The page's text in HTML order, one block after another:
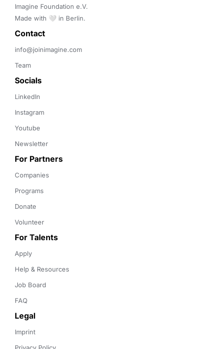
Imagine Foundation e.V.
Made with 🤍 in Berlin.
Contact
info@joinimagine.com
Team
Socials
LinkedIn
Instagram
Youtube
Newsletter
For Partners
Companies
Programs
Donate
Volunteer
For Talents
Apply
Help & Resources
Job Board
FAQ
Legal
Imprint